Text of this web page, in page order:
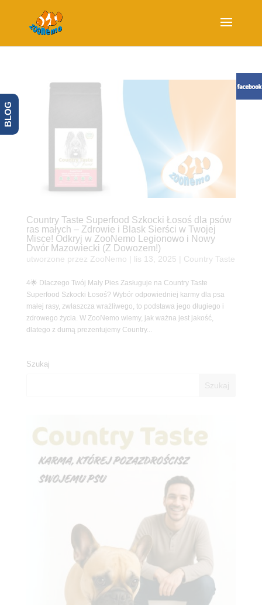
Country Taste Superfood Szkocki Łosoś dla psów
ras małych – Zdrowie i Blask Sierści w Twojej
Misce! Odkryj w ZooNemo Legionowo i Nowy
Dwór Mazowiecki (Z Dowozem!)
utworzone przez ZooNemo lis 13, 2025 Country Taste
4🌟 Dlaczego Twój Mały Pies Zasługuje na Country Taste
Superfood Szkocki Łosoś? Wybór odpowiedniej karmy dla psa
małej rasy, zwłaszcza wrażliwego, to podstawa jego długiego i
zdrowego życia. W ZooNemo wiemy, jak ważna jest jakość,
dlatego z dumą prezentujemy Country...
Szukaj
BLOG